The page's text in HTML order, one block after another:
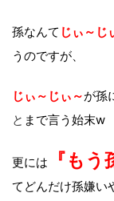
孫なんて じぃ～じ
うのですが、
じぃ～じぃ～が孫
と まで言う始末w
更には 『も
てどんだけ孫嫌い